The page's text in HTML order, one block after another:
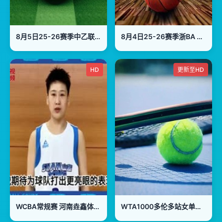
8月5日25-26赛季中乙联赛 温州俱乐部VS贵州贵阳竞技 8月4日25-26赛季浙BA 临安76VS67钱塘
HD
WCBA常规赛 河南垚鑫体育VS石家庄英励 20240101(姜帆)
更新至HD
WTA1000多伦多站女单第一轮：马里诺VS森梅兹